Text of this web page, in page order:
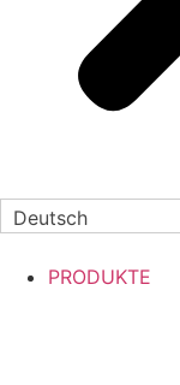
Deutsch
PRODUKTE